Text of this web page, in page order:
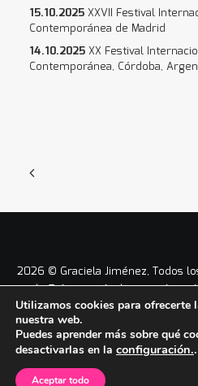
15.10.2025XXVII Festival
Contemporánea de Madrid
14.10.2025XX Festival
Contemporánea, Córdoba,
2026 © Graciela Jiménez, Todos
portada © Antonio Arabesco ǀAviso
– 2026
Utilizamos cookies para ofrecerte
nuestra web.
Puedes aprender más sobre qué
desactivarlas en la configuración..
Aceptar todo